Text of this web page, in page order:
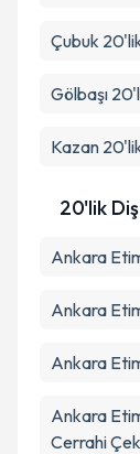
Çubuk
Gölbaşı
Kazan
20'lik
Ankara
Ankara
Ankara
Ankara
Cerrahi